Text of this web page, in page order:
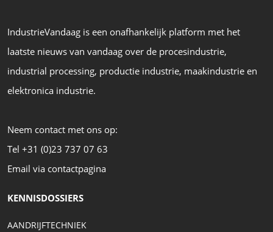
IndustrieVandaag is een onafhankelijk platform met het
laatste nieuws van vandaag over de procesindustrie,
industrial processing, productie industrie, maakindustrie en
elektronica industrie.
Neem contact met ons op:
Tel +31 (0)23 737 07 63
Email via contactpagina
KENNISDOSSIERS
AANDRIJFTECHNIEK